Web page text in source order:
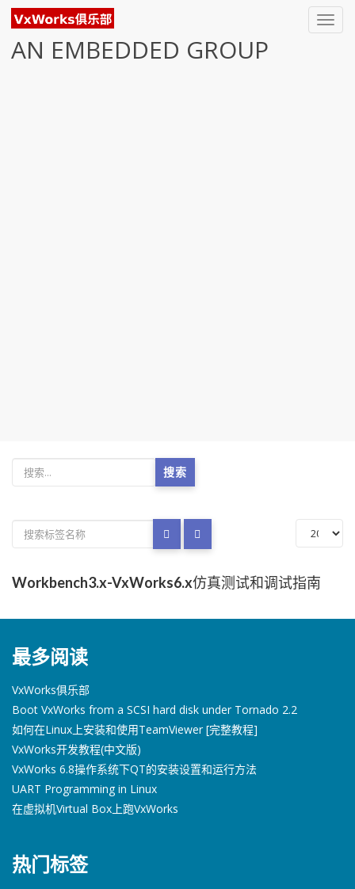
AN EMBEDDED GROUP
搜索
Workbench3.x-VxWorks6.x仿真测试和调试指南
最多阅读
VxWorks俱乐部
Boot VxWorks from a SCSI hard disk under Tornado 2.2
如何在Linux上安装和使用TeamViewer [完整教程]
VxWorks开发教程(中文版)
VxWorks 6.8操作系统下QT的安装设置和运行方法
UART Programming in Linux
在虚拟机Virtual Box上跑VxWorks
热门标签